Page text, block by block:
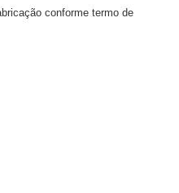
conforme termo de